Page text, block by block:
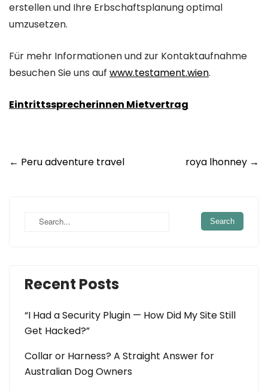
erstellen und Ihre Erbschaftsplanung optimal
umzusetzen.
Für mehr Informationen und zur Kontaktaufnahme
besuchen Sie uns auf www.testament.wien.
Eintrittssprecherinnen Mietvertrag
Post
← Peru adventure travel roya lhonney →
Recent Posts
“I Had a Security Plugin — How Did My Site Still
Get Hacked?”
Collar or Harness? A Straight Answer for
Australian Dog Owners